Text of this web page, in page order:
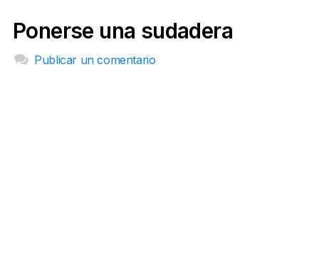
Ponerse una sudadera
Publicar un comentario